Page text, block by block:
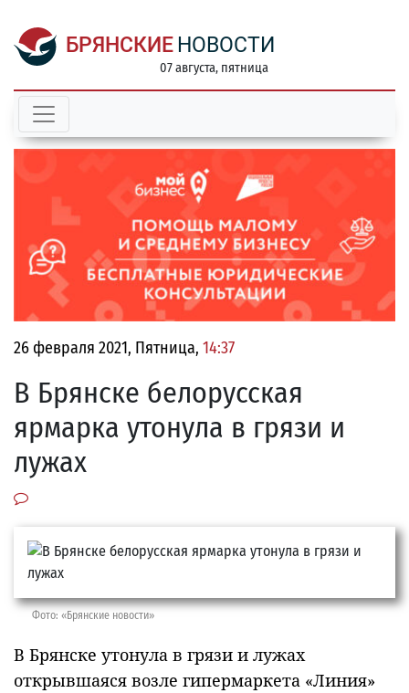
БРЯНСКИЕ НОВОСТИ
07 августа, пятница
26 февраля 2021, Пятница, 14:37
В Брянске белорусская
ярмарка утонула в грязи и
лужах
Фото: «Брянские новости»
В Брянске утонула в грязи и лужах
открывшаяся возле гипермаркета «Линия»